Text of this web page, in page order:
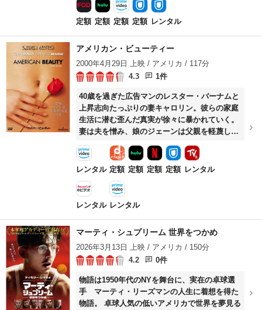
と恵子の関係に気づかないふりをするのも難し
い。働いていた造船所が潰れてから、新しい職
優子（髙石あかり）を連れて訪ねてくる。おい
しい儲け話にのせられた阿佐子は、1人で博多
の男の元へ行くためしばらく優子を預かってく
居生活がはじまることに……。 高校へ行かずア
ルバイトをはじめた優子は、そこで働く先輩の
立山（高橋文哉）と親しくなる。懸命に父親代
わりをつとめようとする治との二人の生活に馴
染んできたある日、優子は、家を訪れた恵子が
治と言い争いをする現場に鉢合わせてしま
う……。
定額 定額 定額 定額 レンタル
アメリカン・ビューティー
2000年4月29日 上映 / アメリカ / 117分
4.3
1件
40歳を過ぎた広告マンのレスター・バーナムと
上昇志向たっぷりの妻キャロリン。彼らの家庭
生活に潜む歪んだ真実が徐々に暴かれていく。
妻は夫を憎み、娘のジェーンは父親を軽蔑して
いる。そして会社の上司はレスターにリストラ
による解雇を告げる。そんな毎日に嫌気が差し
たレスターは、人生の方向転換を図る。しか
いたのは、あまりにも高価な代償だった。
レンタル 定額 定額 定額 定額 レンタル
レンタル レンタル
マーティ・シュプリーム 世界をつかめ
2026年3月13日 上映 / アメリカ / 150分
4.2
0件
物語は1950年代のNYを舞台に、実在の卓球選
手 マーティ・リーズマンの人生に着想を得た
物語。 卓球人気の低いアメリカで世界を夢見る